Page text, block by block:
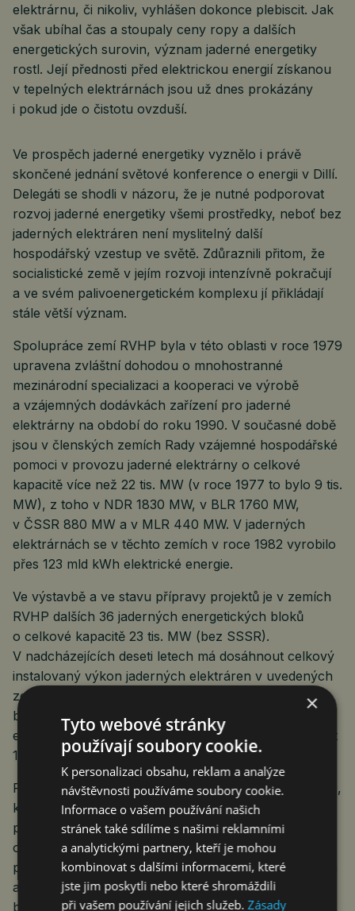
elektrárnu, či nikoliv, vyhlášen dokonce plebiscit. Jak
však ubíhal čas a stoupaly ceny ropy a dalších
energetických surovin, význam jaderné energetiky
rostl. Její přednosti před elektrickou energií získanou
v tepelných elektrárnách jsou už dnes prokázány
i pokud jde o čistotu ovzduší.
Ve prospěch jaderné energetiky vyznělo i právě
skončené jednání světové konference o energii v Dillí.
Delegáti se shodli v názoru, že je nutné podporovat
rozvoj jaderné energetiky všemi prostředky, neboť bez
jaderných elektráren není myslitelný další
hospodářský vzestup ve světě. Zdůraznili přitom, že
socialistické země v jejím rozvoji intenzívně pokračují
a ve svém palivoenergetickém komplexu jí přikládají
stále větší význam.
Spolupráce zemí RVHP byla v této oblasti v roce 1979
upravena zvláštní dohodou o mnohostranné
mezinárodní specializaci a kooperaci ve výrobě
a vzájemných dodávkách zařízení pro jaderné
elektrárny na období do roku 1990. V současné době
jsou v členských zemích Rady vzájemné hospodářské
pomoci v provozu jaderné elektrárny o celkové
kapacitě více než 22 tis. MW (v roce 1977 to bylo 9 tis.
MW), z toho v NDR 1830 MW, v BLR 1760 MW,
v ČSSR 880 MW a v MLR 440 MW. V jaderných
elektrárnách se v těchto zemích v roce 1982 vyrobilo
přes 123 mld kWh elektrické energie.
Ve výstavbě a ve stavu přípravy projektů je v zemích
RVHP dalších 36 jaderných energetických bloků
o celkové kapacitě 23 tis. MW (bez SSSR).
V nadcházejících deseti letech má dosáhnout celkový
instalovaný výkon jaderných elektráren v uvedených
zemích (včetně SSSR) 100 tis. MW. Podle odhadu se
budou do roku 1990 jaderné elektrárny na výrobě
elektrické energie v jednotlivých zemích RVHP podílet
15 až 30 %, z toho v Bulharsku dokonce 40 %.
Program výstavby jaderných elektráren do roku 1990,
který přijaly všechny země RVHP, předpokládá další
prohloubení vědeckotechnické spolupráce v tomto
oboru. Za tím účelem byly také v roce 1980
podepsány dohody o provádění vědeckovýzkumných
a zkušebně konstrukčních prací s energetickými
bloky o výkonu 1000 MW a o vývoji rychlých
×
Tyto webové stránky
používají soubory cookie.
K personalizaci obsahu, reklam a analýze
návštěvnosti používáme soubory cookie.
Informace o vašem používání našich
stránek také sdílíme s našimi reklamními
a analytickými partnery, kteří je mohou
kombinovat s dalšími informacemi, které
jste jim poskytli nebo které shromáždili
při vašem používání jejich služeb.Zásady